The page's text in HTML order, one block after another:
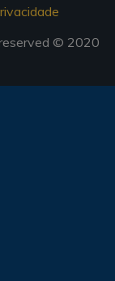
reserved © 2020